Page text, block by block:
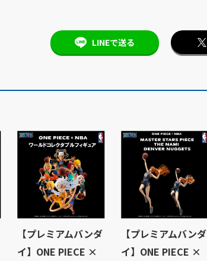
LINEで送る
【プレミアムバンダ
イ】ONE PIECE ×
【プレミアムバンダ
イ】ONE PIECE ×